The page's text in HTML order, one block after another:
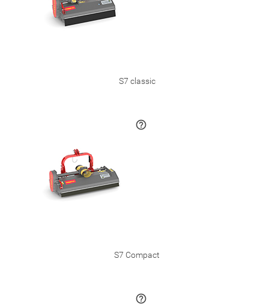
S7 classic
S7 Compact